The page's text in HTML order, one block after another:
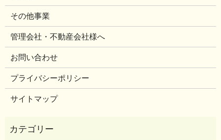
その他事業
管理会社・不動産会社様へ
お問い合わせ
プライバシーポリシー
サイトマップ